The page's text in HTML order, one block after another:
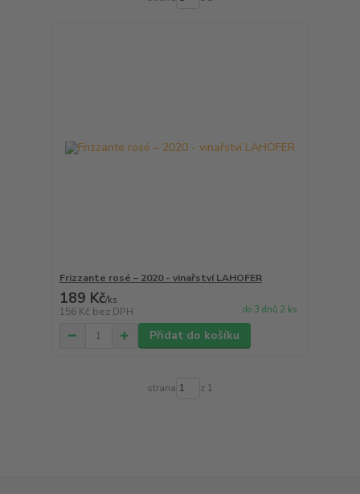
Frizzante rosé – 2020 - vinařství LAHOFER
189 Kč/ks
156 Kč bez DPH do 3 dnů 2 ks
Přidat do košíku
strana z 1